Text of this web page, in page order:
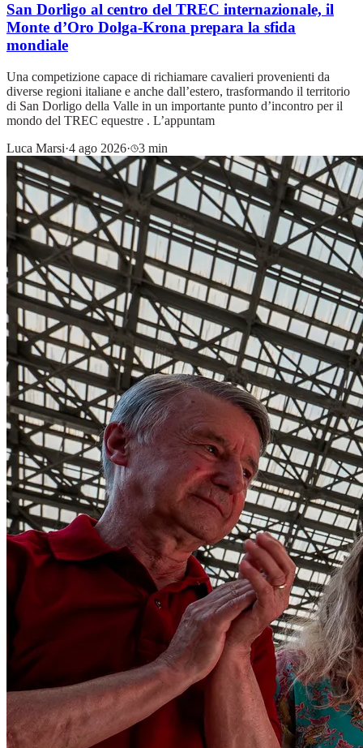
San Dorligo al centro del TREC internazionale, il
Monte d’Oro Dolga-Krona prepara la sfida
mondiale
Una competizione capace di richiamare cavalieri provenienti da
diverse regioni italiane e anche dall’estero, trasformando il territorio
di San Dorligo della Valle in un importante punto d’incontro per il
mondo del TREC equestre . L’appuntam
Luca Marsi·4 ago 2026· 3 min